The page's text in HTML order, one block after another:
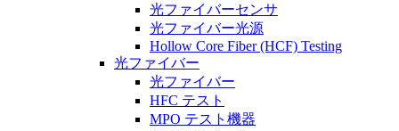
光ファイバーセンサ
光ファイバー光源
Hollow Core Fiber (HCF) Testing
光ファイバー
光ファイバー
HFC テスト
MPO テスト機器